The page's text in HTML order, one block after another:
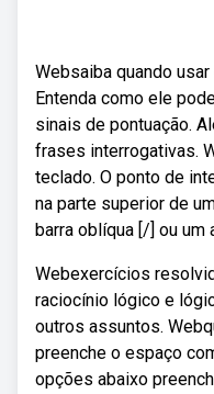
Websaiba quando
Entenda como ele
sinais de pontuação.
frases interrogativas.
teclado. O ponto de
na parte superior de
barra oblíqua [/] ou um
Webexercícios
raciocínio lógico e
outros assuntos.
preenche o espaço
opções abaixo